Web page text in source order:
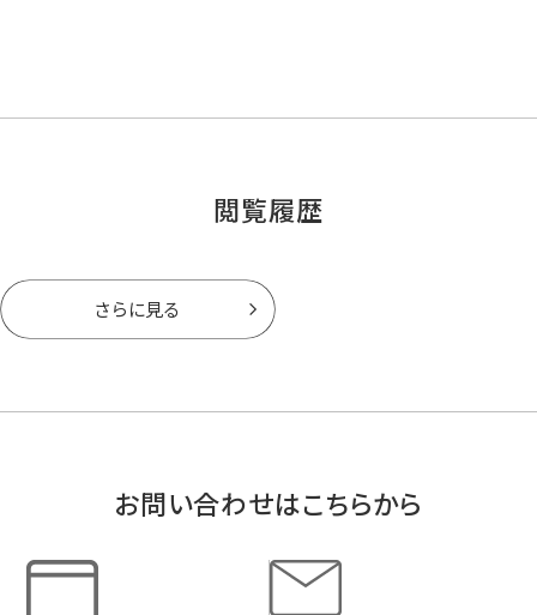
閲覧履歴
さらに見る
お問い合わせはこちらから